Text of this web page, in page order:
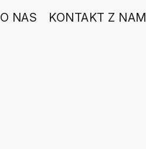
O NAS KONTAKT Z